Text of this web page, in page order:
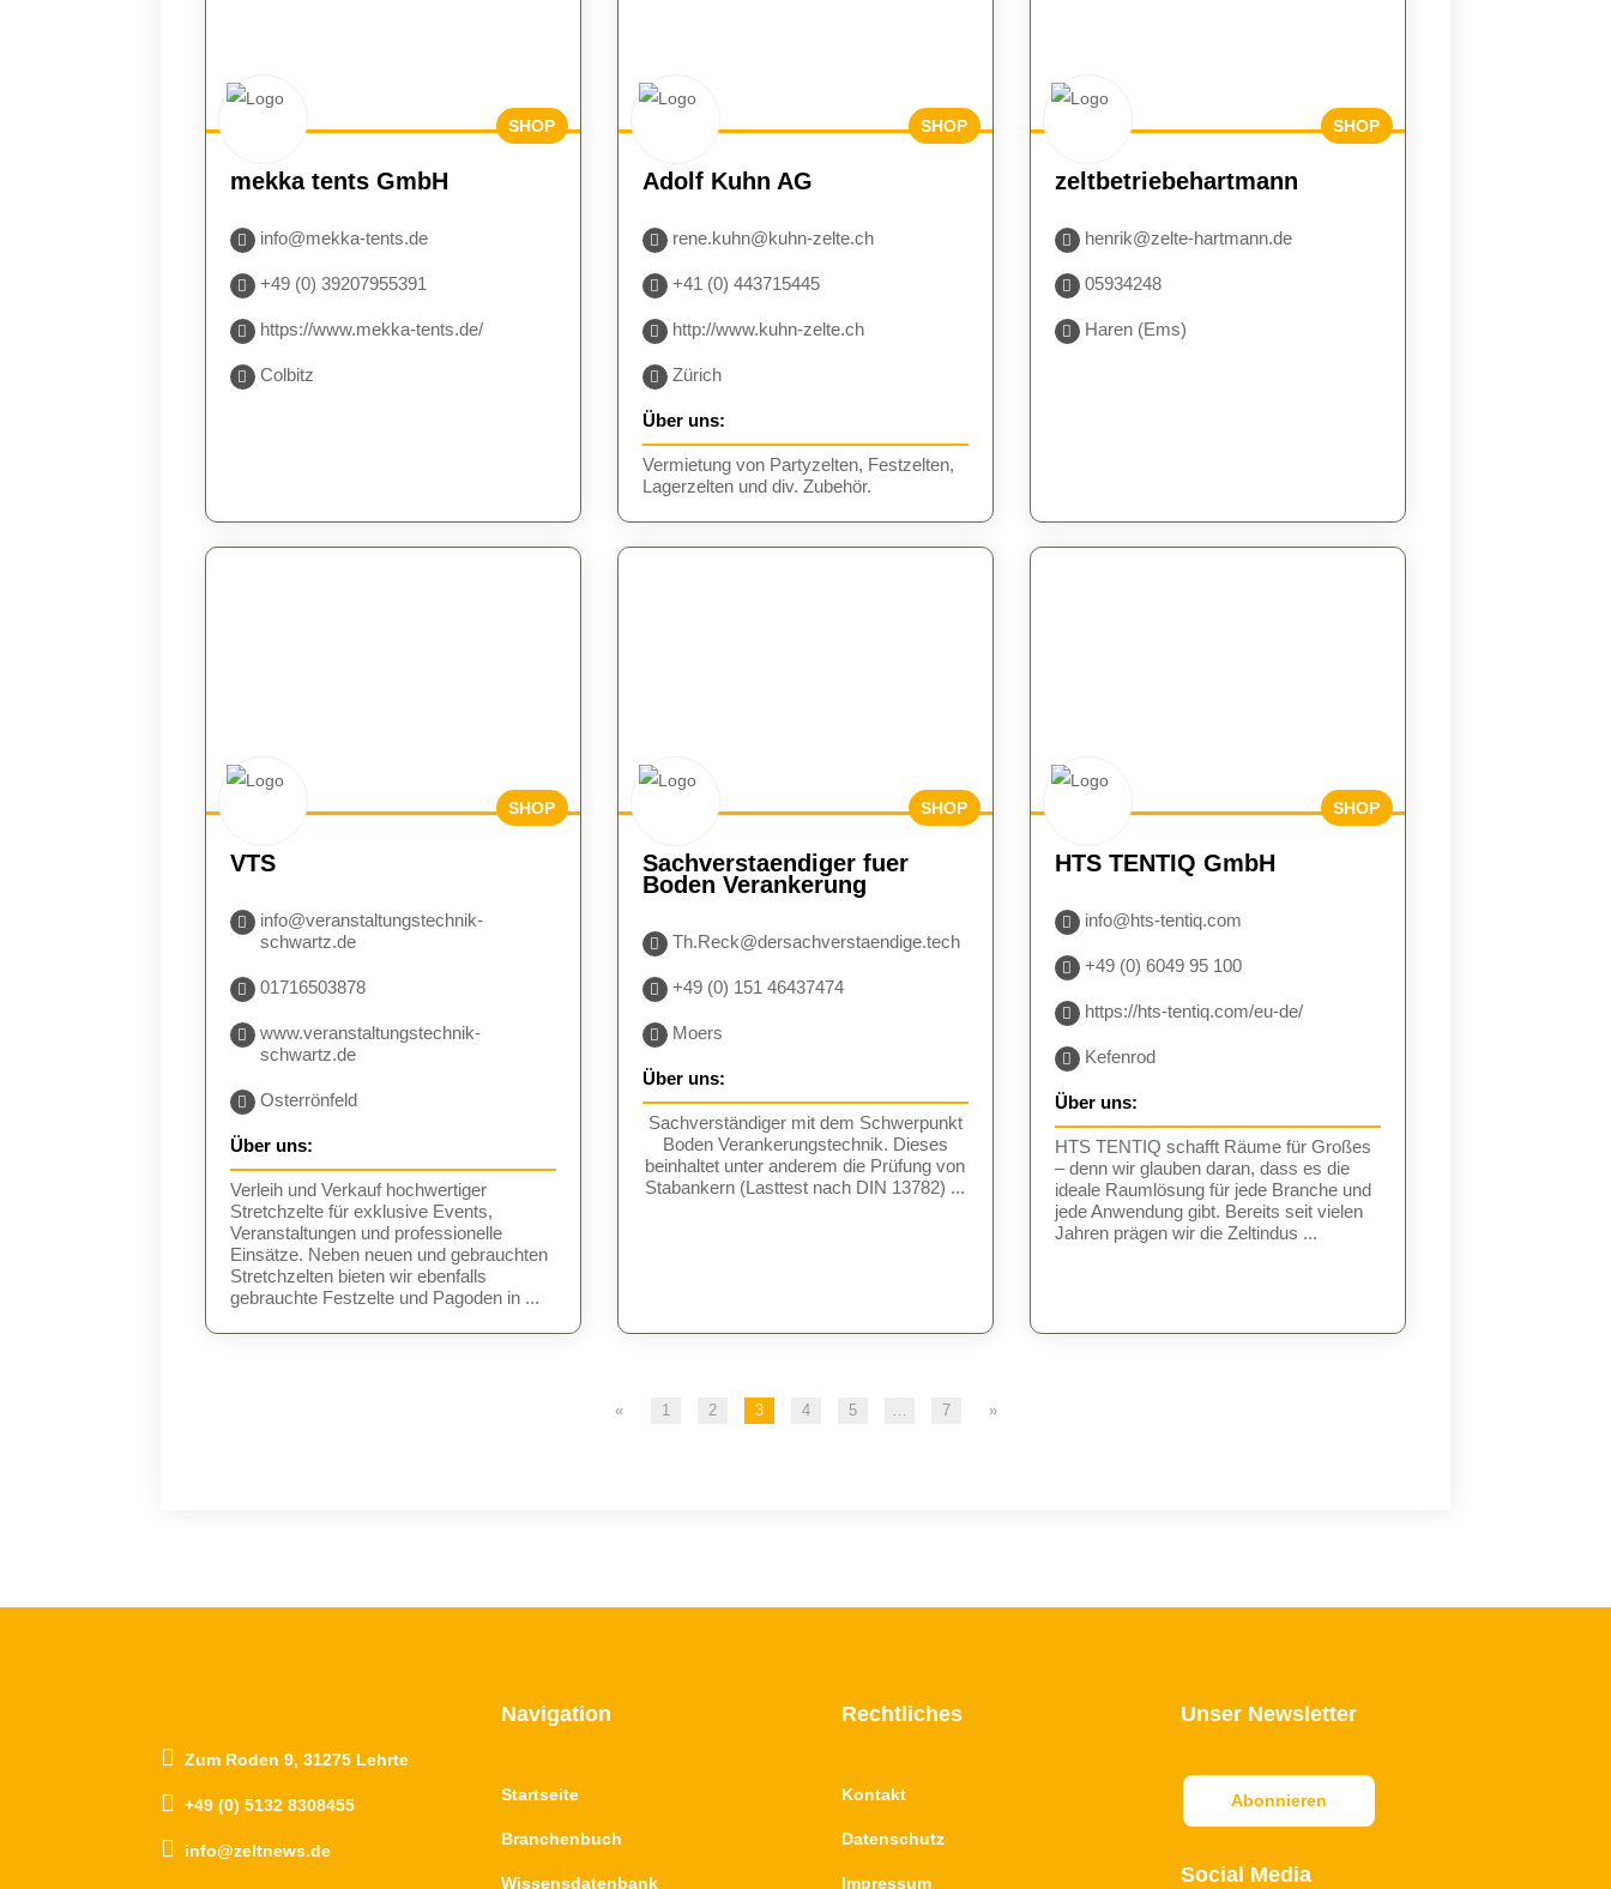
mekka tents GmbH
info@mekka-tents.de
+49 (0) 39207955391
https://www.mekka-tents.de/
Colbitz
SHOP
Adolf Kuhn AG
rene.kuhn@kuhn-zelte.ch
+41 (0) 443715445
http://www.kuhn-zelte.ch
Zürich
Über uns:
Vermietung von Partyzelten, Festzelten,
Lagerzelten und div. Zubehör.
SHOP
zeltbetriebehartmann
henrik@zelte-hartmann.de
05934248
Haren (Ems)
SHOP
VTS
info@veranstaltungstechnik-
schwartz.de
01716503878
www.veranstaltungstechnik-
schwartz.de
Osterrönfeld
Über uns:
Verleih und Verkauf hochwertiger
Stretchzelte für exklusive Events,
Veranstaltungen und professionelle
Einsätze. Neben neuen und gebrauchten
Stretchzelten bieten wir ebenfalls
gebrauchte Festzelte und Pagoden in ...
SHOP
Sachverstaendiger fuer
Boden Verankerung
Th.Reck@dersachverstaendige.tech
+49 (0) 151 46437474
Moers
Über uns:
Sachverständiger mit dem Schwerpunkt
Boden Verankerungstechnik. Dieses
beinhaltet unter anderem die Prüfung von
Stabankern (Lasttest nach DIN 13782) ...
SHOP
HTS TENTIQ GmbH
info@hts-tentiq.com
+49 (0) 6049 95 100
https://hts-tentiq.com/eu-de/
Kefenrod
Über uns:
HTS TENTIQ schafft Räume für Großes
– denn wir glauben daran, dass es die
ideale Raumlösung für jede Branche und
jede Anwendung gibt. Bereits seit vielen
Jahren prägen wir die Zeltindus ...
SHOP
« 1 2 3 4 5 7 »
 Zum Roden 9, 31275 Lehrte
 +49 (0) 5132 8308455
 info@zeltnews.de
Navigation
Startseite
Branchenbuch
Wissensdatenbank
Rechtliches
Kontakt
Datenschutz
Impressum
Unser Newsletter
Abonnieren
Social Media